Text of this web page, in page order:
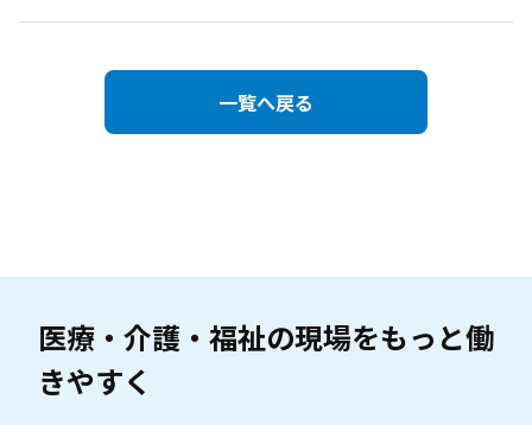
一覧へ戻る
医療・介護・福祉の現場をもっと働
きやすく